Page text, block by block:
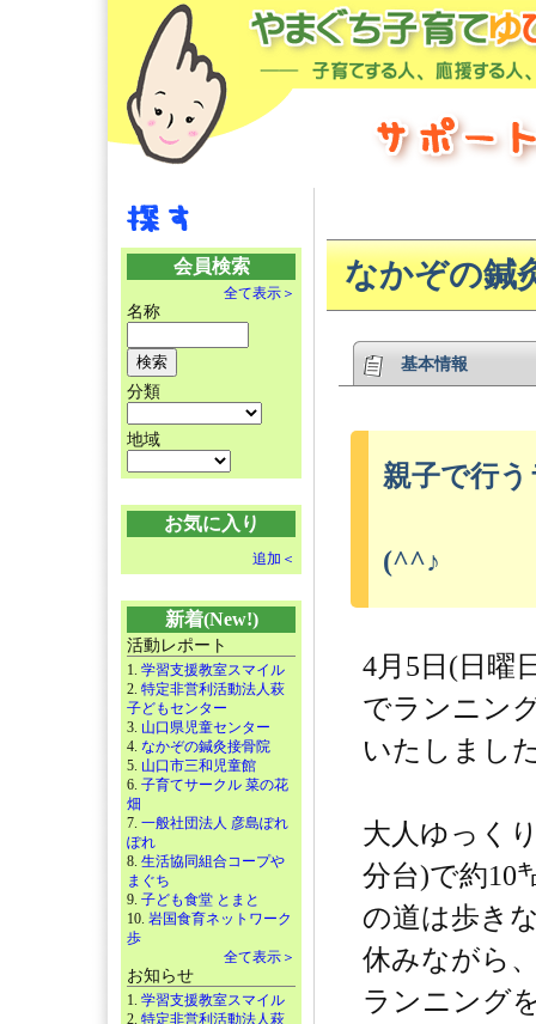
会員検索
全て表示＞
名称
分類
地域
お気に入り
追加＜
新着(New!)
活動レポート
1. 学習支援教室スマイル
2. 特定非営利活動法人萩
子どもセンター
3. 山口県児童センター
4. なかぞの鍼灸接骨院
5. 山口市三和児童館
6. 子育てサークル 菜の花
畑
7. 一般社団法人 彦島ぽれ
ぽれ
8. 生活協同組合コープや
まぐち
9. 子ども食堂 とまと
10. 岩国食育ネットワーク
歩
全て表示＞
お知らせ
1. 学習支援教室スマイル
2. 特定非営利活動法人萩
なかぞの鍼
基本情報
親子で行
(^^♪
4月5日(日曜
でランニン
いたしまし
大人ゆっく
分台)で約10
の道は歩き
休みながら
ランニング